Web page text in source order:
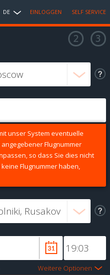
DE EINLOGGEN SELF SERVICE
unser System eventuelle
Flugnummer
so dass Sie dies nicht
Flugnummer haben,
Weitere Optionen